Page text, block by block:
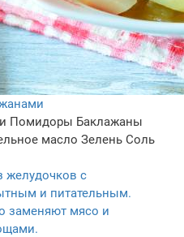
Помидоры Баклажаны
масло Зелень Соль
желудочков с
и питательным.
заменяют мясо и